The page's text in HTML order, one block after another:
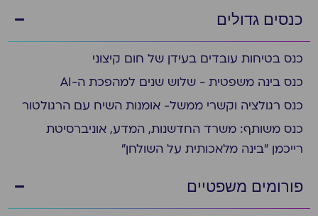
כנסים גדולים
כנס בטיחות עובדים בעידן של חום קיצוני
כנס בינה משפטית - שלוש שנים למהפכת ה-AI
כנס רגולציה וקשרי ממשל- אומנות השיח עם הרגולטור
כנס משותף: משרד החדשנות, המדע, אוניברסיטת
רייכמן "בינה מלאכותית על השולחן"
פורומים משפטיים